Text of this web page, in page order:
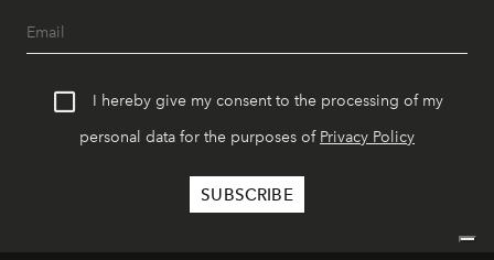
I hereby give my consent to the processing of my
personal data for the purposes of Privacy Policy